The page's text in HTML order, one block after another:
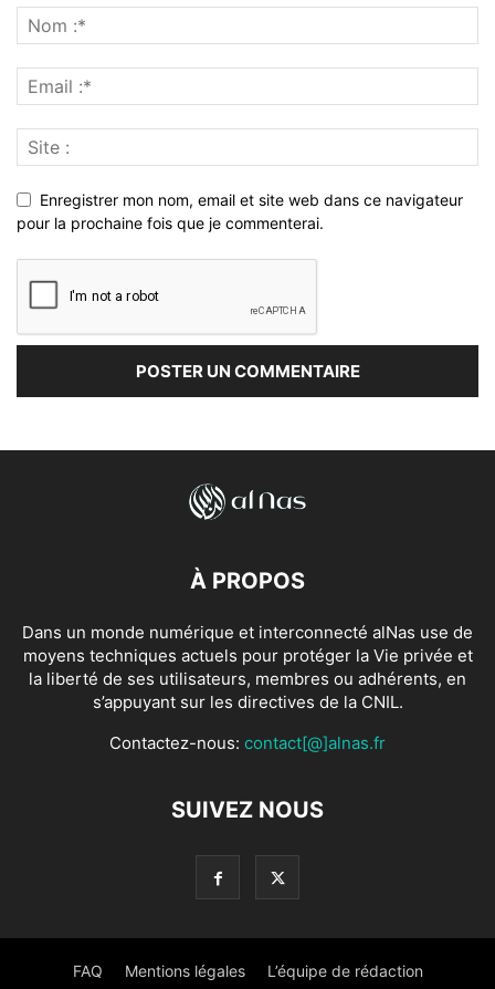
Enregistrer mon nom, email et site web dans ce navigateur
pour la prochaine fois que je commenterai.
À PROPOS
Dans un monde numérique et interconnecté alNas use de
moyens techniques actuels pour protéger la Vie privée et
la liberté de ses utilisateurs, membres ou adhérents, en
s’appuyant sur les directives de la CNIL.
Contactez-nous: contact[@]alnas.fr
SUIVEZ NOUS
FAQ Mentions légales L’équipe de rédaction